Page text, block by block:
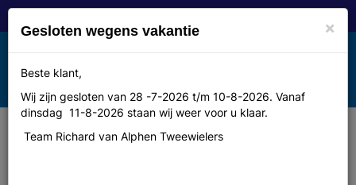
Toggle
navigation
MENU
Veloxxx kettingslot
×
Gesloten wegens vakantie
Beste klant,
Wij zijn gesloten van 28 -7-2026 t/m 10-8-2026. Vanaf
dinsdag 11-8-2026 staan wij weer voor u klaar.
Team Richard van Alphen Tweewielers